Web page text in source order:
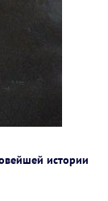
истории